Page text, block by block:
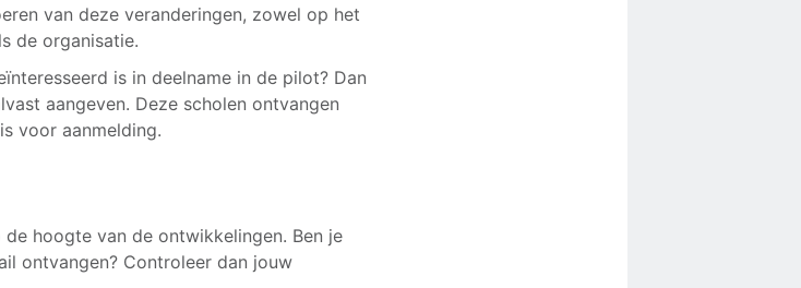
van deze veranderingen, zowel op het
de organisatie.
is in deelname in de pilot? Dan
aangeven. Deze scholen ontvangen
voor aanmelding.
hoogte van de ontwikkelingen. Ben je
ontvangen? Controleer dan jouw